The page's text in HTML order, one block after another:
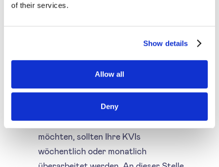
of their services.
Show details
Allow all
Deny
einer KI-Preisoptimierungslösung wie
SYMSON kann er jedoch viel schneller
durchgeführt werden.
Der Prozess der Auswahl der KVIs ist
kein statischer Prozess. Wenn Sie
also eine effiziente Strategie haben
möchten, sollten Ihre KVIs
wöchentlich oder monatlich